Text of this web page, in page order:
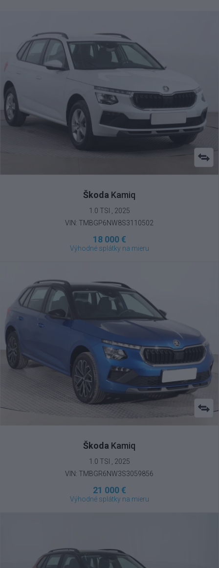
Škoda Kamiq
1.0 TSI , 2025
VIN: TMBGP6NW8S3110502
18 000 €
Výhodné splátky na mieru
Škoda Kamiq
1.0 TSI , 2025
VIN: TMBGR6NW3S3059856
21 000 €
Výhodné splátky na mieru